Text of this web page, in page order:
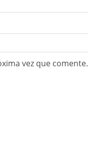
vez que comente.